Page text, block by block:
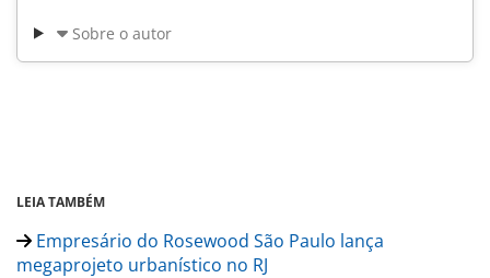
Sobre o autor
LEIA TAMBÉM
Empresário do Rosewood São Paulo lança
megaprojeto urbanístico no RJ